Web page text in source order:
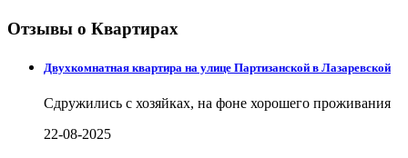
Отзывы о Квартирах
Двухкомнатная квартира на улице Партизанской в Лазаревской
Сдружились с хозяйках, на фоне хорошего проживания
22-08-2025